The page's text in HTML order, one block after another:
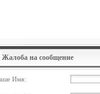
Жалоба на сообщение
Имя: